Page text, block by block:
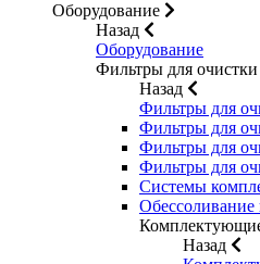
Оборудование
Назад
Оборудование
Фильтры для
Назад
Фильтры для
Фильтры для
Фильтры для
Фильтры для
Системы
Назад